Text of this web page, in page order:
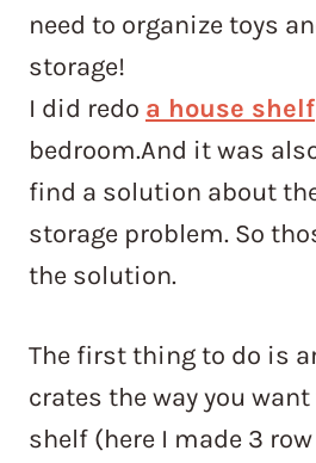
need to organize toys
storage!
I did redo a house shelf
bedroom.And it was
find a solution about
storage problem. So
the solution.
The first thing to do is
crates the way you
shelf (here I made 3